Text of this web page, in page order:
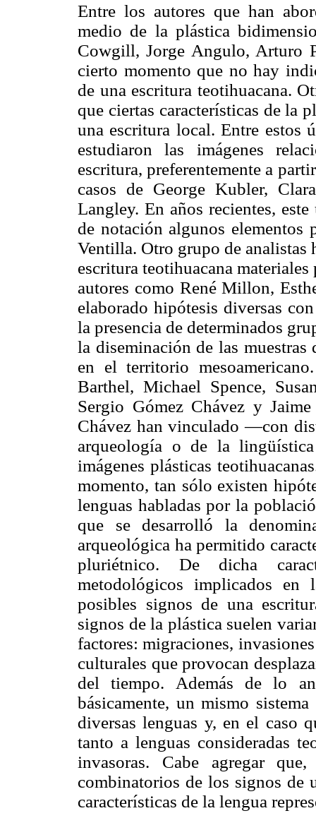
Entre los autores que han
medio de la plástica
Cowgill, Jorge Angulo, Arturo
cierto momento que no hay
de una escritura teotihuacana.
que ciertas características de la
una escritura local. Entre estos
estudiaron las imágenes
escritura, preferentemente a
casos de George Kubler,
Langley. En años recientes,
de notación algunos
Ventilla. Otro grupo de analistas
escritura teotihuacana
autores como René Millon,
elaborado hipótesis diversas
la presencia de determinados
la diseminación de las muestras
en el territorio
Barthel, Michael Spence,
Sergio Gómez Chávez y
Chávez han vinculado —con
arqueología o de la
imágenes plásticas
momento, tan sólo existen
lenguas habladas por la
que se desarrolló la
arqueológica ha permitido
pluriétnico. De dicha
metodológicos implicados
posibles signos de una
signos de la plástica suelen
factores: migraciones,
culturales que provocan
del tiempo. Además de lo
básicamente, un mismo
diversas lenguas y, en el caso
tanto a lenguas consideradas
invasoras. Cabe agregar
combinatorios de los signos de
características de la lengua